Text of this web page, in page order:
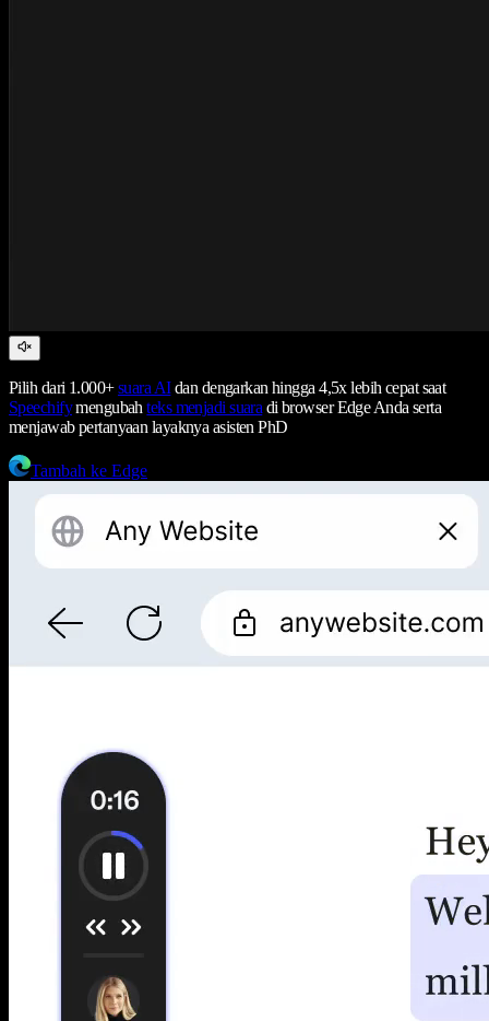
Pilih dari 1.000+suara AIdan dengarkan hingga 4,5x lebih cepat saat
Speechifymengubahteks menjadi suara di browser Edge Anda serta
menjawab pertanyaan layaknya asisten PhD
Tambah ke Edge